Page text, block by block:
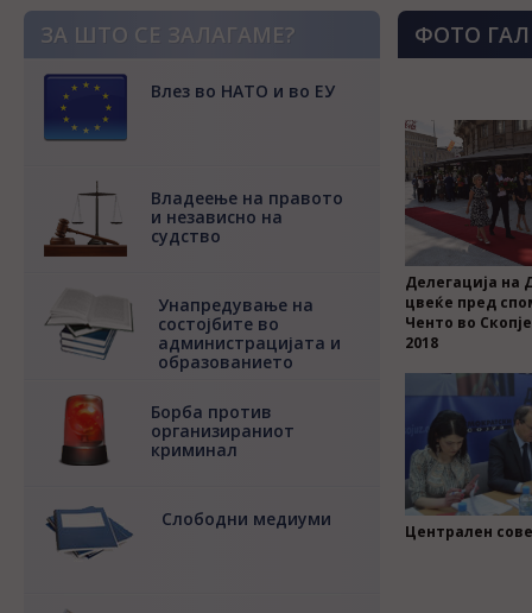
ЗА ШТО СЕ ЗАЛАГАМЕ?
Влез во НАТО и во ЕУ
Владеење на правото
и независно на
судство
Унапредување на
состојбите во
администрацијата и
образованието
Борба против
организираниот
криминал
Слободни медиуми
ФОТО
Делегација на
цвеќе пред
Ченто во
2018
Централен